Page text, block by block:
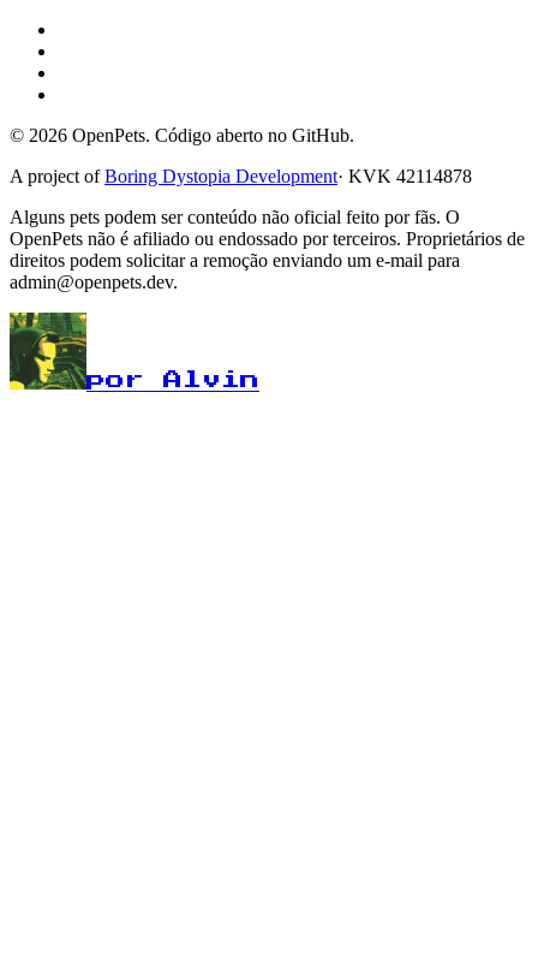
© 2026 OpenPets. Código aberto no GitHub.
A project ofBoring Dystopia Development· KVK 42114878
Alguns pets podem ser conteúdo não oficial feito por fãs. O
OpenPets não é afiliado ou endossado por terceiros. Proprietários de
direitos podem solicitar a remoção enviando um e-mail para
admin@openpets.dev.
por Alvin